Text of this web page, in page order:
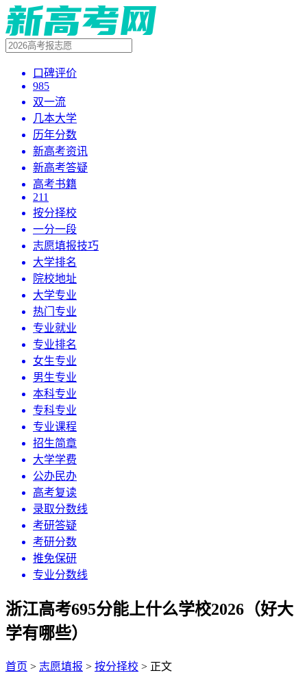
口碑评价
985
双一流
几本大学
历年分数
新高考资讯
新高考答疑
高考书籍
211
按分择校
一分一段
志愿填报技巧
大学排名
院校地址
大学专业
热门专业
专业就业
专业排名
女生专业
男生专业
本科专业
专科专业
专业课程
招生简章
大学学费
公办民办
高考复读
录取分数线
考研答疑
考研分数
推免保研
专业分数线
浙江高考695分能上什么学校2026（好大
学有哪些）
首页 > 志愿填报 > 按分择校 > 正文